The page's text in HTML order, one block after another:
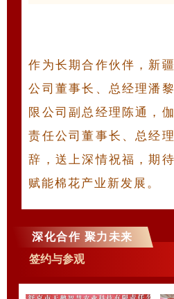
作为长期合作伙伴，新
公司董事长、总经理潘
限公司副总经理陈通，
责任公司董事长、总经
辞，送上深情祝福，期
赋能棉花产业新发展。
深化合作 聚力未来
签约与参观